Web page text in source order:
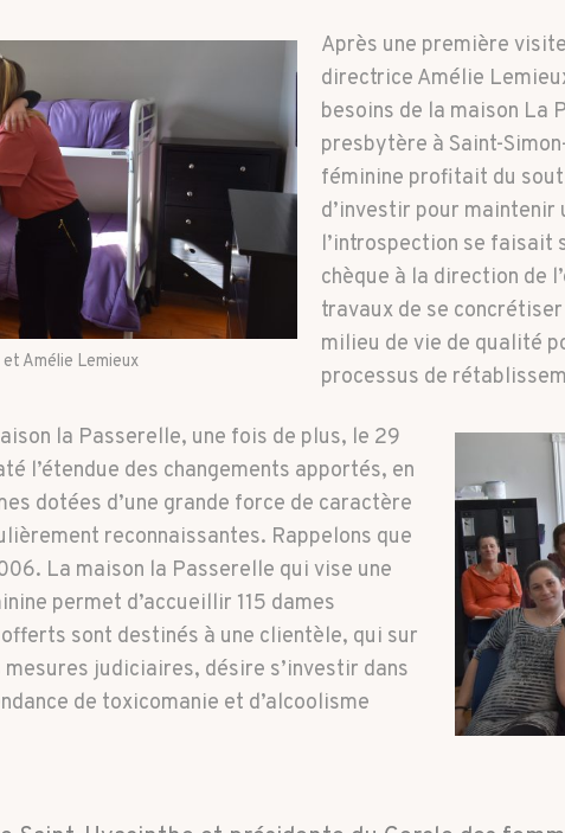
Amélie Lemieux
Après une première
directrice Amélie
besoins de la maison La
presbytère à Saint-
féminine profitait du
d’investir pour
l’introspection se faisait
chèque à la direction de
travaux de se
milieu de vie de qualité
processus de
la Passerelle, une fois de plus, le 29
l’étendue des changements apportés, en
dotées d’une grande force de caractère
reconnaissantes. Rappelons que
La maison la Passerelle qui vise une
permet d’accueillir 115 dames
sont destinés à une clientèle, qui sur
judiciaires, désire s’investir dans
de toxicomanie et d’alcoolisme